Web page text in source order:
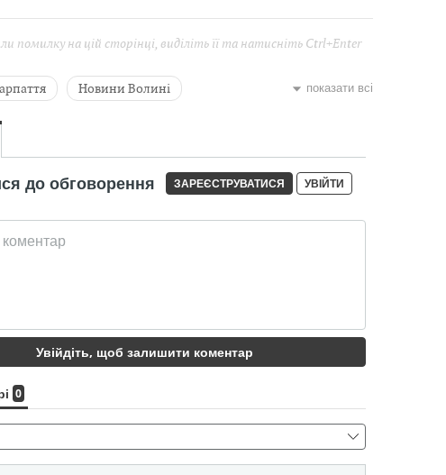
помилку на цій сторінці, виділіть її та натисніть Ctrl+Enter
Новини Волині
Франківська
Єлизавета Котляр
Катаріна Завацька
Олександра Олійникова
показати всі